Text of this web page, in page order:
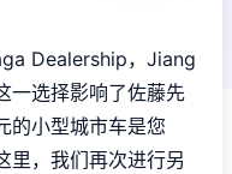
Dealership，Jiang
一选择影响了佐藤先
的小型城市车是您
里，我们再次进行另